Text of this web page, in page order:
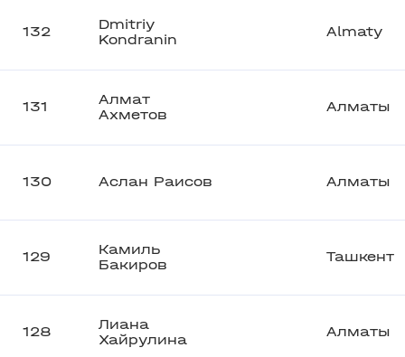
132
Dmitriy
Kondranin
Almaty
131
Алмат
Ахметов
Алматы
130 Аслан Раисов Алматы
129
Камиль
Бакиров
Ташкент
128
Лиана
Хайрулина
Алматы